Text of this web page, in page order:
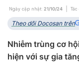
Ngày cập nhật: 21/10/24
Theo dõi Docosan trên
Nhiễm trùng cơ
hiện với sự gia